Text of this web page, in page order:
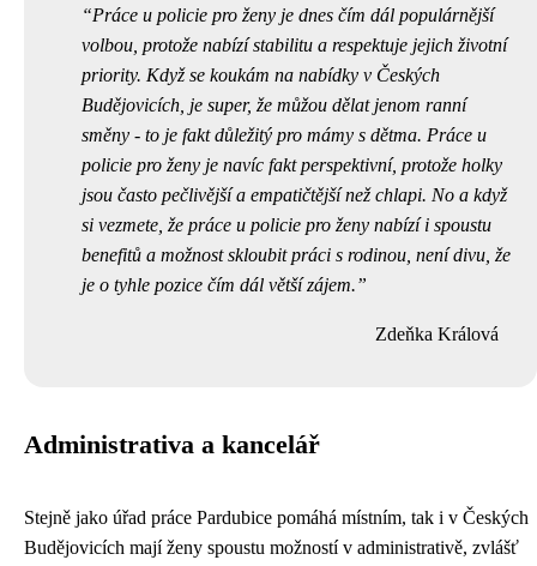
Práce u policie pro ženy je dnes čím dál populárnější
volbou, protože nabízí stabilitu a respektuje jejich životní
priority. Když se koukám na nabídky v Českých
Budějovicích, je super, že můžou dělat jenom ranní
směny - to je fakt důležitý pro mámy s dětma. Práce u
policie pro ženy je navíc fakt perspektivní, protože holky
jsou často pečlivější a empatičtější než chlapi. No a když
si vezmete, že práce u policie pro ženy nabízí i spoustu
benefitů a možnost skloubit práci s rodinou, není divu, že
je o tyhle pozice čím dál větší zájem.
Zdeňka Králová
Administrativa a kancelář
Stejně jako úřad práce Pardubice pomáhá místním, tak i v Českých
Budějovicích mají ženy spoustu možností v administrativě, zvlášť